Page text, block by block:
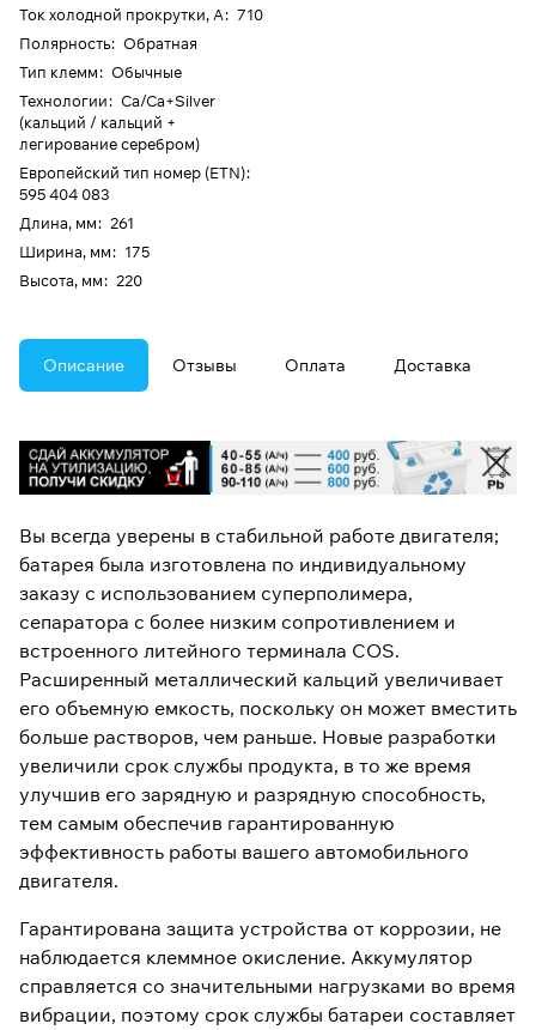
Ток холодной прокрутки, А: 710
Полярность: Обратная
Тип клемм: Обычные
Технологии: Ca/Ca+Silver
(кальций / кальций +
легирование серебром)
Европейский тип номер (ETN):
595 404 083
Длина, мм: 261
Ширина, мм: 175
Высота, мм: 220
Описание Отзывы Оплата Доставка
Вы всегда уверены в стабильной работе двигателя;
батарея была изготовлена ​​по индивидуальному
заказу с использованием суперполимера,
сепаратора с более низким сопротивлением и
встроенного литейного терминала COS.
Расширенный металлический кальций увеличивает
его объемную емкость, поскольку он может вместить
больше растворов, чем раньше. Новые разработки
увеличили срок службы продукта, в то же время
улучшив его зарядную и разрядную способность,
тем самым обеспечив гарантированную
эффективность работы вашего автомобильного
двигателя.
Гарантирована защита устройства от коррозии, не
наблюдается клеммное окисление. Аккумулятор
справляется со значительными нагрузками во время
вибрации, поэтому срок службы батареи составляет